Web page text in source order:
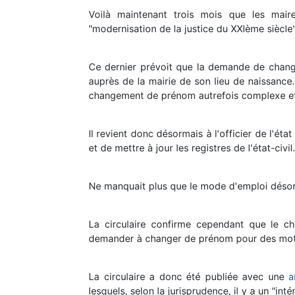
Voilà maintenant trois mois que les
"modernisation de la justice du XXIème
Ce dernier prévoit que la demande de
auprès de la mairie de son lieu de
changement de prénom autrefois complexe
Il revient donc désormais à l'officier de
et de mettre à jour les registres de l'état-civil.
Ne manquait plus que le mode d'emploi
La circulaire confirme cependant que le
demander à changer de prénom pour des
La circulaire a donc été publiée avec une
lesquels, selon la jurisprudence, il y a un